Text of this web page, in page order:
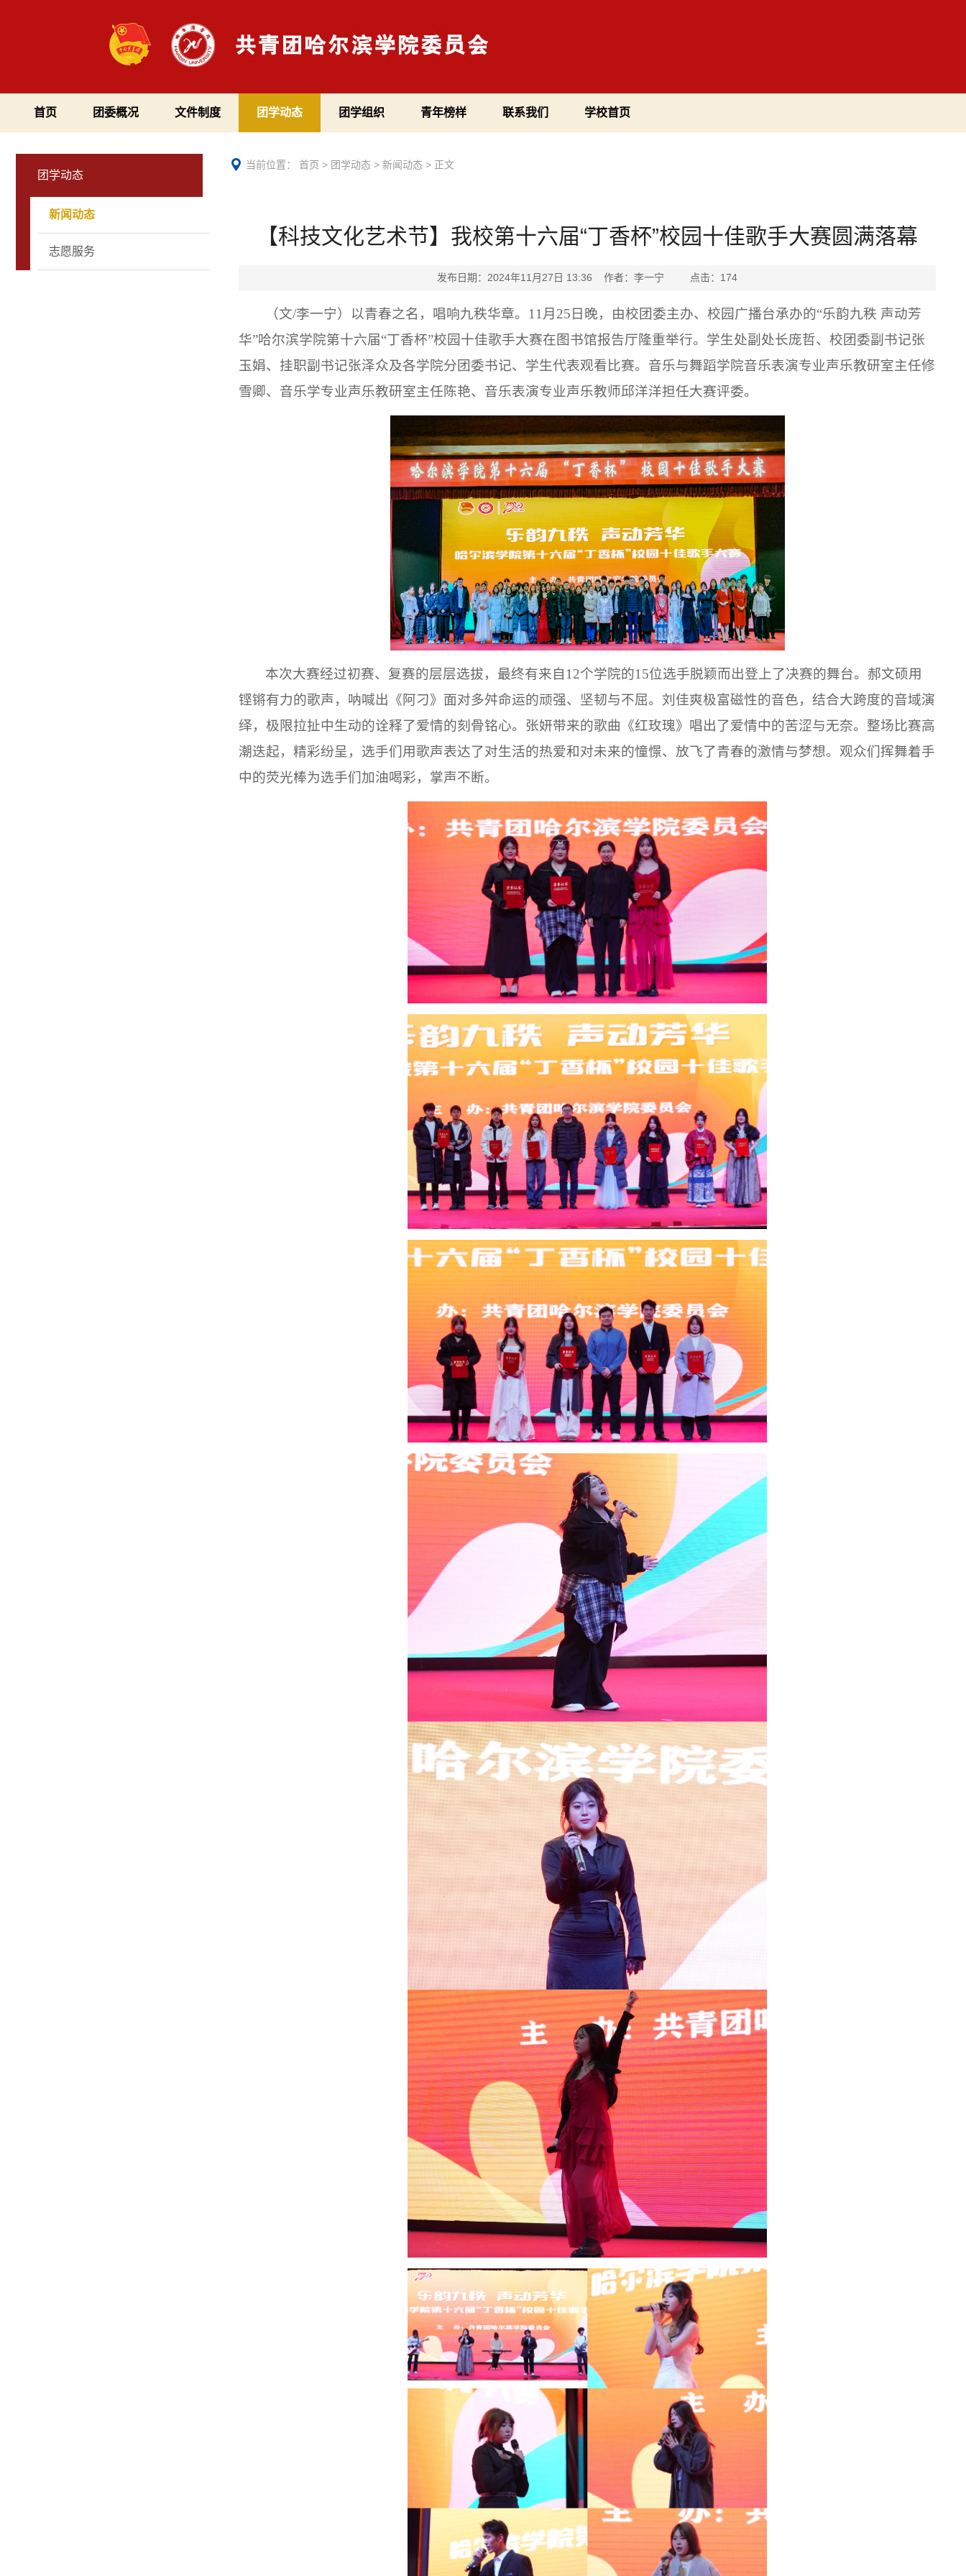
首页 团委概况 文件制度 团学动态 团学组织 青年榜样 联系我们 学校首页
团学动态
新闻动态
志愿服务
当前位置： 首页 > 团学动态 > 新闻动态 > 正文
【科技文化艺术节】我校第十六届“丁香杯”校园十佳歌手大赛圆满落幕
发布日期：2024年11月27日 13:36 作者：李一宁 点击： 174
（文/李一宁） 以青春之名，唱响九秩华章。 11 月 25日晚， 由校团委主办、校园广播台承办的“乐韵九秩 声动芳
华”哈尔滨学院第十六届“丁香杯”校园十佳歌手大赛在图书馆报告厅隆重举行。学生处副处长庞哲、校团委副书记张
玉娟、挂职副书记张泽众及各学院分团委书记、学生代表观看比赛。音乐与舞蹈学院音乐表演专业声乐教研室主任修
雪卿、音乐学专业声乐教研室主任陈艳、音乐表演专业声乐教师邱洋洋担任大赛评委。
本次大赛经过初赛、复赛的层层选拔，最终有来自12个学院的15位选手脱颖而出登上了决赛的舞台。郝文硕用
铿锵有力的歌声，呐喊出《阿刁》面对多舛命运的顽强、坚韧与不屈。刘佳爽极富磁性的音色，结合大跨度的音域演
绎，极限拉扯中生动的诠释了爱情的刻骨铭心。张妍带来的歌曲《红玫瑰》唱出了爱情中的苦涩与无奈。整场比赛高
潮迭起，精彩纷呈，选手们用歌声表达了对生活的热爱和对未来的憧憬、放飞了青春的激情与梦想。观众们挥舞着手
中的荧光棒为选手们加油喝彩，掌声不断。